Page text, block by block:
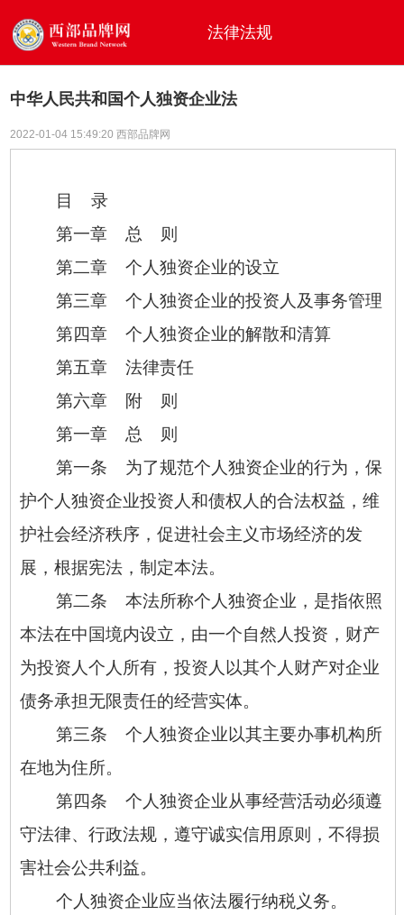
法律法规
中华人民共和国个人独资企业法
2022-01-04 15:49:20 西部品牌网
目 录
第一章 总 则
第二章 个人独资企业的设立
第三章 个人独资企业的投资人及事务管理
第四章 个人独资企业的解散和清算
第五章 法律责任
第六章 附 则
第一章 总 则
第一条 为了规范个人独资企业的行为，保
护个人独资企业投资人和债权人的合法权益，维
护社会经济秩序，促进社会主义市场经济的发
展，根据宪法，制定本法。
第二条 本法所称个人独资企业，是指依照
本法在中国境内设立，由一个自然人投资，财产
为投资人个人所有，投资人以其个人财产对企业
债务承担无限责任的经营实体。
第三条 个人独资企业以其主要办事机构所
在地为住所。
第四条 个人独资企业从事经营活动必须遵
守法律、行政法规，遵守诚实信用原则，不得损
害社会公共利益。
个人独资企业应当依法履行纳税义务。